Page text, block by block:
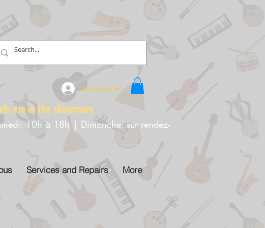
Se connecter
in the showroom
10h à 18h | Dimanche: sur rendez-
Services and Repairs More